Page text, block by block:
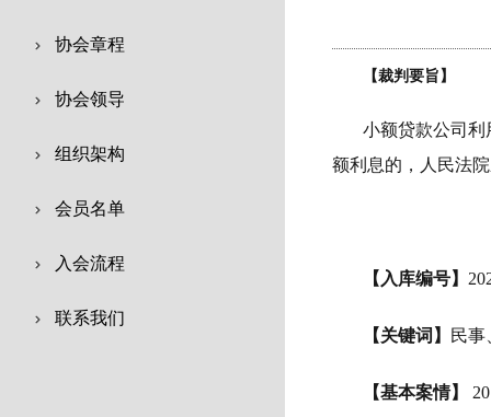
协会章程
协会领导
组织架构
会员名单
入会流程
联系我们
【裁判要旨】
小额贷款公司
额利息的，人民法
【入库编号】
【关键词】 民
【基本案情】